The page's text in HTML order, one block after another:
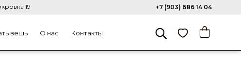
вещь О нас Контакты
19 +7 (903) 686 14 04